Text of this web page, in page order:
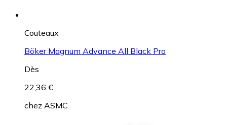
Couteaux
Böker Magnum Advance All Black Pro
Dès
22,36 €
chez ASMC